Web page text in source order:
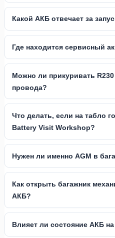
Какой АКБ отвечает за
Где находится сервисный
Можно ли прикуривать
провода?
Что делать, если на табло
Battery Visit Workshop?
Нужен ли именно AGM в
Как открыть багажник
АКБ?
Влияет ли состояние АКБ